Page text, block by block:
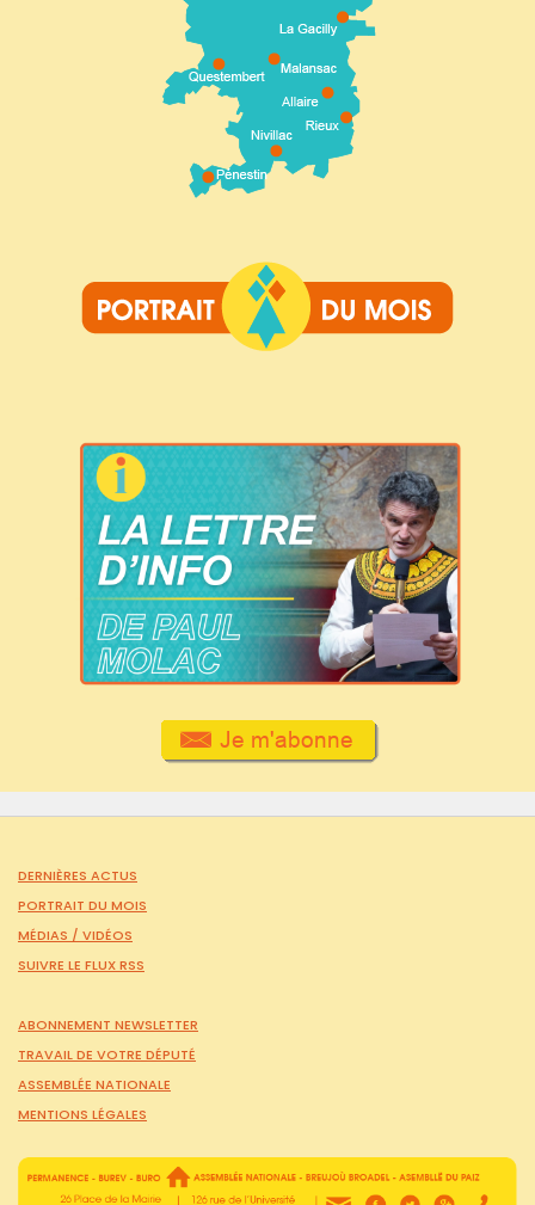
DERNIÈRES ACTUS
PORTRAIT DU MOIS
MÉDIAS / VIDÉOS
SUIVRE LE FLUX RSS
ABONNEMENT NEWSLETTER
TRAVAIL DE VOTRE DÉPUTÉ
ASSEMBLÉE NATIONALE
MENTIONS LÉGALES